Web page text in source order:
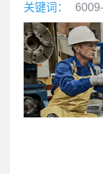
关键词：